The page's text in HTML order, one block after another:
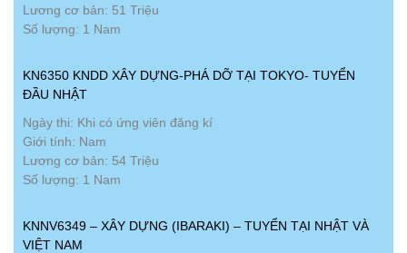
Lương cơ bản: 51 Triệu
Số lượng: 1 Nam
KN6350 KNDD XÂY DỰNG-PHÁ DỠ TẠI TOKYO- TUYỂN
ĐẦU NHẬT
Ngày thi: Khi có ứng viên đăng kí
Giới tính: Nam
Lương cơ bản: 54 Triệu
Số lượng: 1 Nam
KNNV6349 – XÂY DỰNG (IBARAKI) – TUYỂN TẠI NHẬT VÀ
VIỆT NAM